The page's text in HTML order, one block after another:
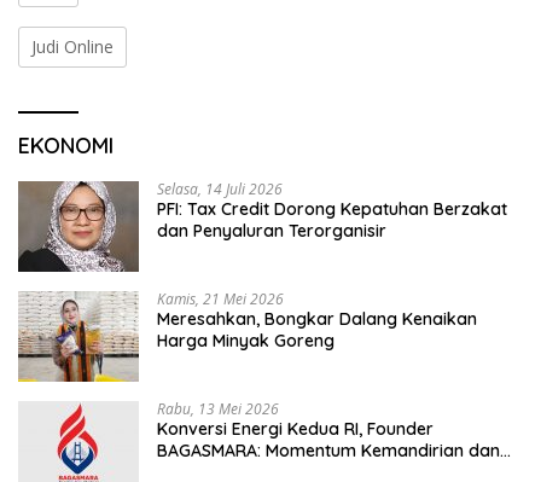
Judi Online
EKONOMI
Selasa, 14 Juli 2026
PFI: Tax Credit Dorong Kepatuhan Berzakat
dan Penyaluran Terorganisir
Kamis, 21 Mei 2026
Meresahkan, Bongkar Dalang Kenaikan
Harga Minyak Goreng
Rabu, 13 Mei 2026
Konversi Energi Kedua RI, Founder
BAGASMARA: Momentum Kemandirian dan